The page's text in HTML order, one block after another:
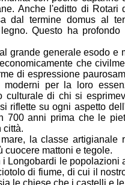
Anche l'editto di Rotari
dal termine domus al
Questo ha
grande generale esodo e
che
di espressione
moderni per la loro
culturale di chi si
riflette su ogni aspetto
700 anni prima che le
città.
la classe artigianale
cuocere mattoni e tegole.
i Longobardi le popolazioni
di fiume, di cui il
le chiese che i castelli e